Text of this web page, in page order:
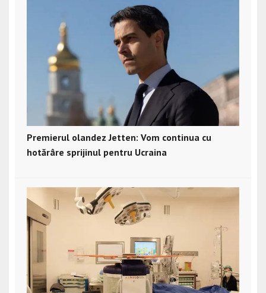
Premierul olandez Jetten: Vom continua cu
hotărâre sprijinul pentru Ucraina